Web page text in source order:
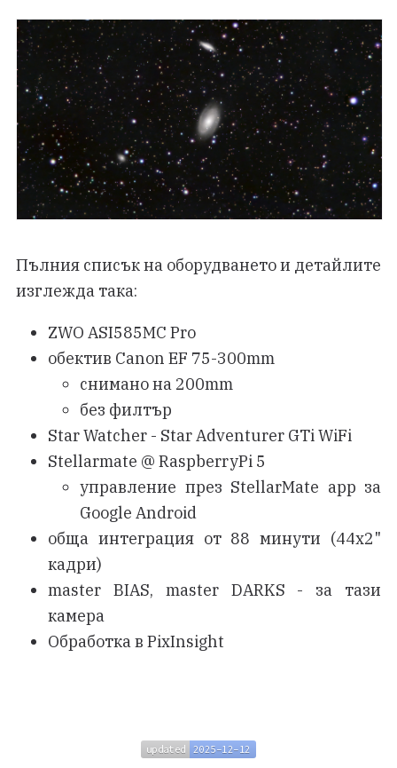
Пълния списък на оборудването и детайлите
изглежда така:
ZWO ASI585MC Pro
обектив Canon EF 75-300mm
снимано на 200mm
без филтър
Star Watcher - Star Adventurer GTi WiFi
Stellarmate @ RaspberryPi 5
управление през StellarMate app за
Google Android
обща интеграция от 88 минути (44x2"
кадри)
master BIAS, master DARKS - за тази
камера
Обработка в PixInsight
updated
updated 2025-12-12
2025-12-12